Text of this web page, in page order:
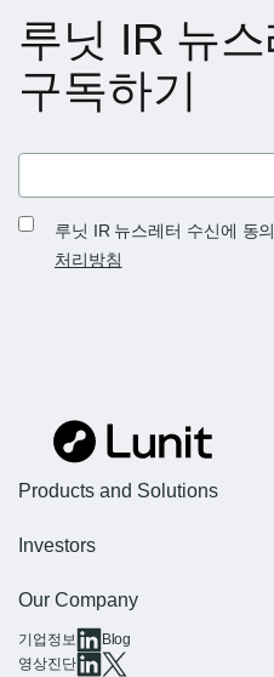
루닛 IR 뉴스
구독하기
Receive
newsletters
루닛 IR 뉴스레터 수신에 동
처리방침
Products and Solutions
AI 영상진단
Investors
개요
IR 및 재무 정보
Our Company
회사 소개
기업정보
Blog
영상진단